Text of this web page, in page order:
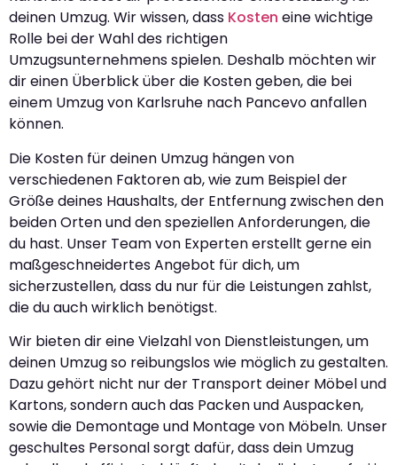
deinen Umzug. Wir wissen, dass Kosten eine wichtige
Rolle bei der Wahl des richtigen
Umzugsunternehmens spielen. Deshalb möchten wir
dir einen Überblick über die Kosten geben, die bei
einem Umzug von Karlsruhe nach Pancevo anfallen
können.
Die Kosten für deinen Umzug hängen von
verschiedenen Faktoren ab, wie zum Beispiel der
Größe deines Haushalts, der Entfernung zwischen den
beiden Orten und den speziellen Anforderungen, die
du hast. Unser Team von Experten erstellt gerne ein
maßgeschneidertes Angebot für dich, um
sicherzustellen, dass du nur für die Leistungen zahlst,
die du auch wirklich benötigst.
Wir bieten dir eine Vielzahl von Dienstleistungen, um
deinen Umzug so reibungslos wie möglich zu gestalten.
Dazu gehört nicht nur der Transport deiner Möbel und
Kartons, sondern auch das Packen und Auspacken,
sowie die Demontage und Montage von Möbeln. Unser
geschultes Personal sorgt dafür, dass dein Umzug